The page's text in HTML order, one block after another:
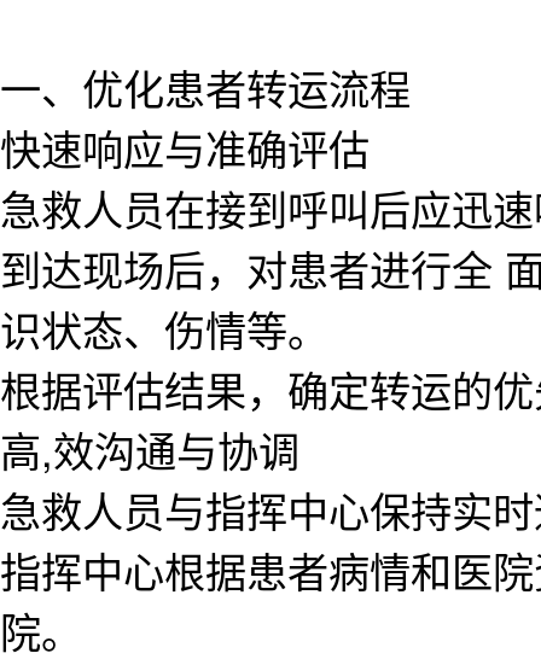
一、优化患者转运流程
快速响应与准确评估
急救人员在接到呼叫后应迅
到达现场后，对患者进行全
识状态、伤情等。
根据评估结果，确定转运的
高,效沟通与协调
急救人员与指挥中心保持实
指挥中心根据患者病情和医
院。